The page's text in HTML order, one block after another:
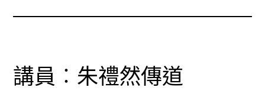
講員︰朱禮然傳道